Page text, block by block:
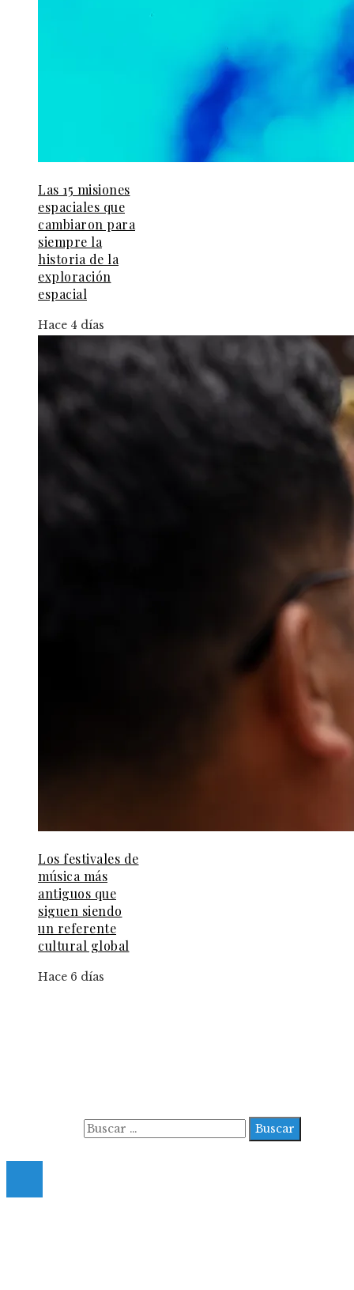
Las 15 misiones
espaciales que
cambiaron para
siempre la
historia de la
exploración
espacial
Hace 4 días
Los festivales de
música más
antiguos que
siguen siendo
un referente
cultural global
Hace 6 días